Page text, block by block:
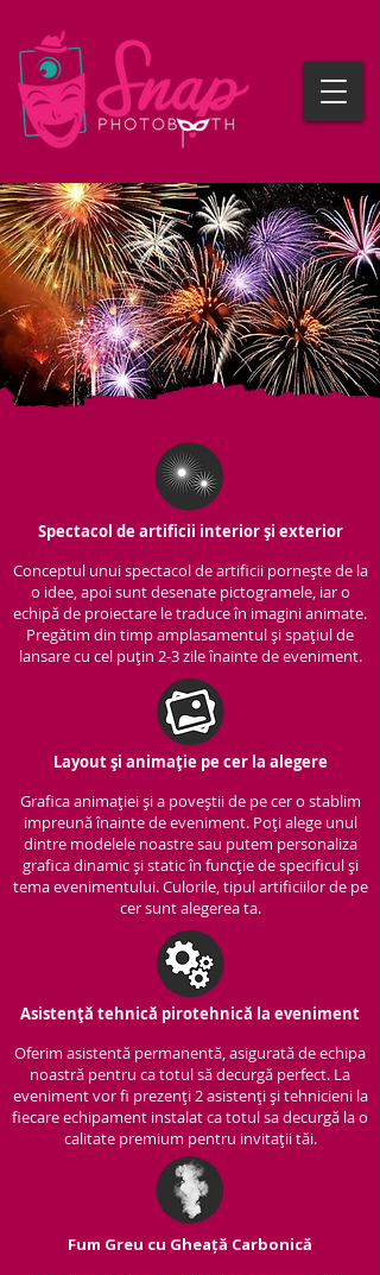
Spectacol de artificii interior și exterior
Conceptul unui spectacol de artificii pornește de la
o idee, apoi sunt desenate pictogramele, iar o
echipă de proiectare le traduce în imagini animate.
Pregătim din timp amplasamentul și spațiul de
lansare cu cel puțin 2-3 zile înainte de eveniment.
Layout și animație pe cer la alegere
Grafica animației și a poveștii de pe cer o stablim
impreună înainte de eveniment. Poți alege unul
dintre modelele noastre sau putem personaliza
grafica dinamic și static în funcție de specificul și
tema evenimentului. Culorile, tipul artificiilor de pe
cer sunt alegerea ta.
Asistență tehnică pirotehnică la eveniment
Oferim asistentă permanentă, asigurată de echipa
noastră pentru ca totul să decurgă perfect. La
eveniment vor fi prezenți 2 asistenți și tehnicieni la
fiecare echipament instalat ca totul sa decurgă la o
calitate premium pentru invitații tăi.
Fum Greu cu Gheață Carbonică